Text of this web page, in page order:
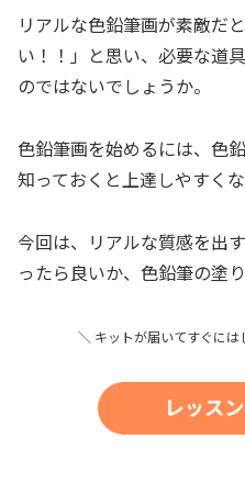
リアルな色鉛筆画が素敵だ
い！！」と思い、必要な道
のではないでしょうか。
色鉛筆画を始めるには、色
知っておくと上達しやすくな
今回は、リアルな質感を出
ったら良いか、色鉛筆の塗
＼ キットが届いてすぐに